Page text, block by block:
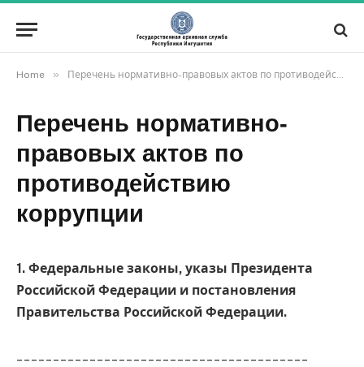
Home » Перечень нормативно-правовых актов по противодействию коррупции
Перечень нормативно-
правовых актов по
противодействию
коррупции
1. Федеральные законы, указы Президента
Российской Федерации и постановления
Правительства Российской Федерации.